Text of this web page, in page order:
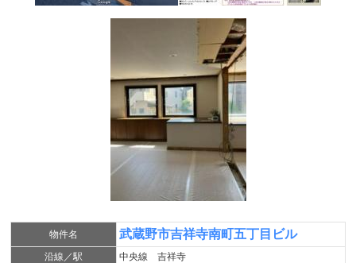
物件名 武蔵野市吉祥寺南町五丁目ビル
沿線／駅
中央線 吉祥寺